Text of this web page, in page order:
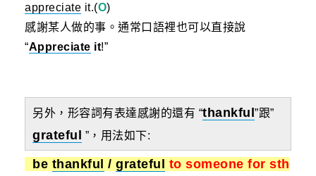
appreciate it.(O)
感謝某人做的事。通常口語裡也可以直接說
“Appreciate it!”
另外，形容詞有表達感謝的還有 “thankful”跟”
grateful ”， 用法如下:
be thankful / grateful to someone for sth